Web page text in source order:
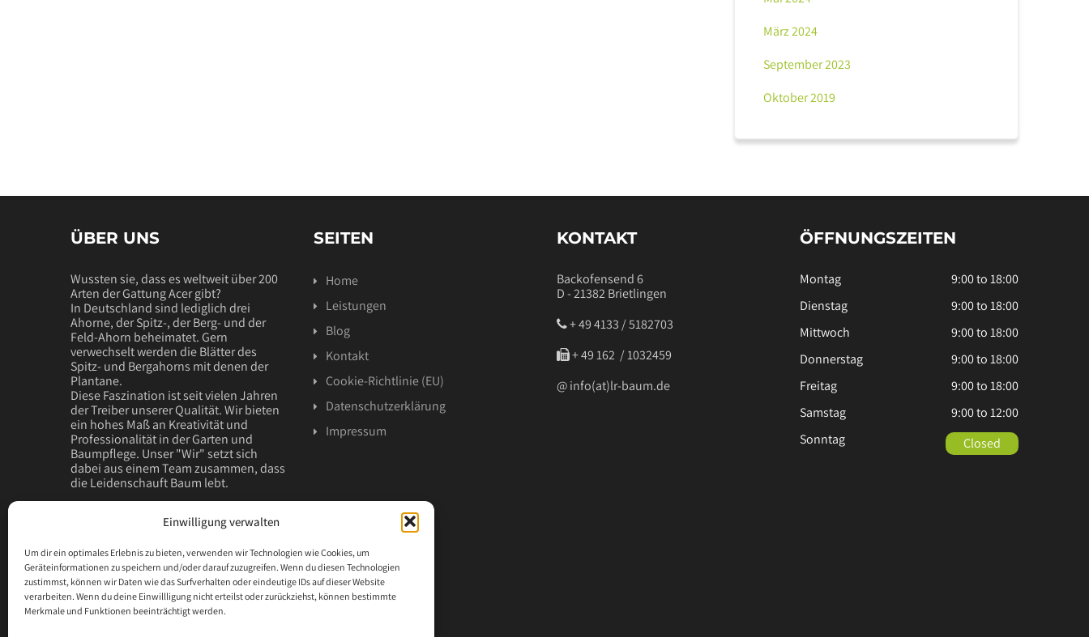
Einwilligung verwalten
Um dir ein optimales Erlebnis zu bieten, verwenden wir Technologien wie Cookies, um
Geräteinformationen zu speichern und/oder darauf zuzugreifen. Wenn du diesen Technologien
zustimmst, können wir Daten wie das Surfverhalten oder eindeutige IDs auf dieser Website
verarbeiten. Wenn du deine Einwillligung nicht erteilst oder zurückziehst, können bestimmte
Merkmale und Funktionen beeinträchtigt werden.
März 2024
September 2023
Oktober 2019
ÜBER UNS
Wussten sie, dass es weltweit über 200
Arten der Gattung Acer gibt?
In Deutschland sind lediglich drei
Ahorne, der Spitz-, der Berg- und der
Feld-Ahorn beheimatet. Gern
verwechselt werden die Blätter des
Spitz- und Bergahorns mit denen der
Plantane.
Diese Faszination ist seit vielen Jahren
der Treiber unserer Qualität. Wir bieten
ein hohes Maß an Kreativität und
Professionalität in der Garten und
Baumpflege. Unser "Wir" setzt sich
dabei aus einem Team zusammen, dass
die Leidenschauft Baum lebt.
Das Wohl ihres Baumes sollte in unseren
sind, was ihrem Baum und ihrem Garten
passieren kann.
Wir leben eine Leidenschaft, die das
Leben auf dieser Welt möglich macht.
SEITEN
Home
Leistungen
Blog
Kontakt
Cookie-Richtlinie (EU)
Datenschutzerklärung
Impressum
KONTAKT
Backofensend 6
D - 21382 Brietlingen
+ 49 4133 / 5182703
‭ + 49 162 / 1032459‬
@ info(at)lr-baum.de
ÖFFNUNGSZEITEN
Montag
9:00 to 18:00
Dienstag
9:00 to 18:00
Mittwoch
9:00 to 18:00
Donnerstag
9:00 to 18:00
Freitag
9:00 to 18:00
Samstag
9:00 to 12:00
Sonntag
Closed